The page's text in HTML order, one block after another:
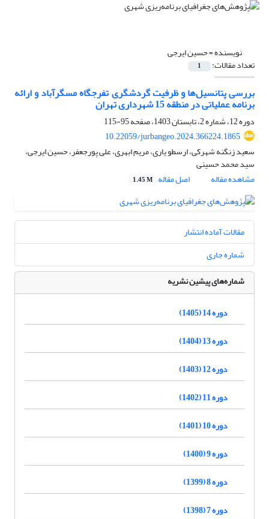
نویسنده =حسین ایرجی
تعداد مقالات: 1
بررسی پتانسیل‌ها و ظرفیت گردشگری تفرجگاه مسگرآباد و ارائه
برنامه عملیاتی در منطقه 15 شهرداری تهران
دوره 12، شماره 2، تابستان 1403، صفحه
95-115
10.22059/jurbangeo.2024.366224.1865
سعید زنگنه شهرکی، ارسطو یاری، مریم ابهری، علی پورجعفر، حسین ایرجی،
سید محمد حسینی
مشاهده مقاله
اصل مقاله 1.45 M
مقالات آماده انتشار
شماره جاری
شماره‌های پیشین نشریه
دوره 14 (1405)
دوره 13 (1404)
دوره 12 (1403)
دوره 11 (1402)
دوره 10 (1401)
دوره 9 (1400)
دوره 8 (1399)
دوره 7 (1398)